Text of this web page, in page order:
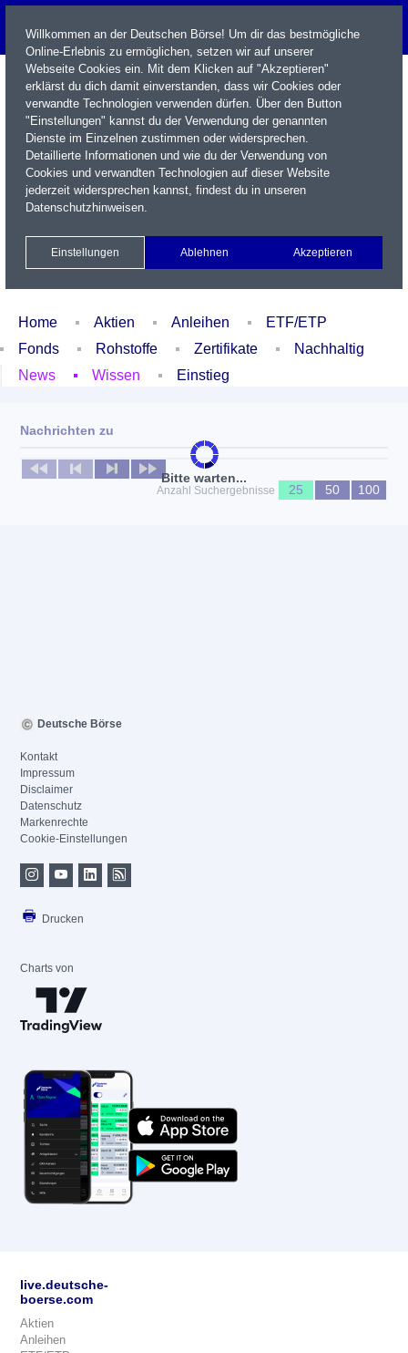
Name / WKN / ISIN / Kürzel
Xetra Realtime
Watchlist Portfolio Login
Home Aktien Anleihen
ETF/ETP
Fonds
Rohstoffe Zertifikate
Nachhaltig
News
Wissen Einstieg
Bitte warten...
Nachrichten zu
Keine News verfügbar
Anzahl Suchergebnisse
25 50 100
Willkommen an der Deutschen Börse! Um dir das bestmögliche
Online-Erlebnis zu ermöglichen, setzen wir auf unserer
Webseite Cookies ein. Mit dem Klicken auf "Akzeptieren"
erklärst du dich damit einverstanden, dass wir Cookies oder
verwandte Technologien verwenden dürfen. Über den Button
"Einstellungen" kannst du der Verwendung der genannten
Dienste im Einzelnen zustimmen oder widersprechen.
Detaillierte Informationen und wie du der Verwendung von
Cookies und verwandten Technologien auf dieser Website
jederzeit widersprechen kannst, findest du in unseren
Datenschutzhinweisen.
Einstellungen Ablehnen Akzeptieren
Deutsche Börse
Kontakt
Impressum
Disclaimer
Datenschutz
Markenrechte
Cookie-Einstellungen
Drucken
Charts von
live.deutsche-
boerse.com
Aktien
Anleihen